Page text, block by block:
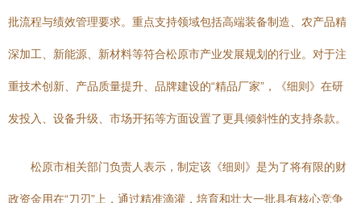
批流程与绩效管理要求。重点支持领域包括高端装备制造、农产品精
深加工、新能源、新材料等符合松原市产业发展规划的行业。对于注
重技术创新、产品质量提升、品牌建设的“精品厂家”，《细则》在研
发投入、设备升级、市场开拓等方面设置了更具倾斜性的支持条款。
松原市相关部门负责人表示，制定该《细则》是为了将有限的财
政资金用在“刀刃”上，通过精准滴灌，培育和壮大一批具有核心竞争